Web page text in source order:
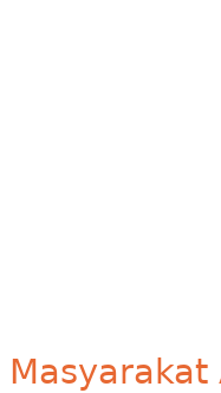
Masyarakat